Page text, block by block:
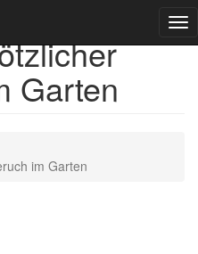
Garten
im Garten